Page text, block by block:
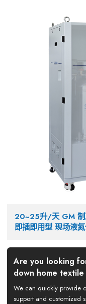
20~25升/天 GM 制
即插即用型 现场液
Are you looking
down home
We can quickly provide
support and customized